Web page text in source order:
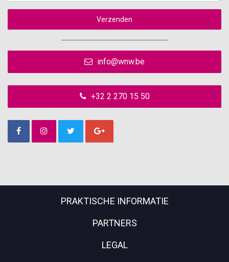
Verzenden
info@wnw.be
+32 2 270 15 50
PRAKTISCHE INFORMATIE
PARTNERS
LEGAL